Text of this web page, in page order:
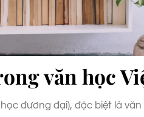
văn học
đương đại), đặc biệt là